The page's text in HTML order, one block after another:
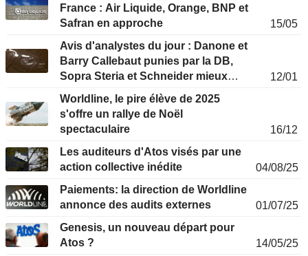
France : Air Liquide, Orange, BNP et
Safran en approche
15/05
Avis d'analystes du jour : Danone et
Barry Callebaut punies par la DB,
Sopra Steria et Schneider mieux
12/01
Worldline, le pire élève de 2025
s'offre un rallye de Noël
spectaculaire
16/12
Les auditeurs d'Atos visés par une
action collective inédite
04/08/25
Paiements: la direction de Worldline
annonce des audits externes
01/07/25
Genesis, un nouveau départ pour
Atos ?
14/05/25